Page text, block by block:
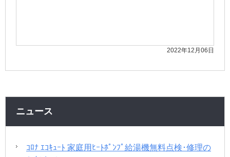
2022年12月06日
ニュース
ｺﾛﾅ ｴｺｷｭｰﾄ 家庭用ﾋｰﾄﾎﾟﾝﾌﾟ給湯機無料点検･修理の